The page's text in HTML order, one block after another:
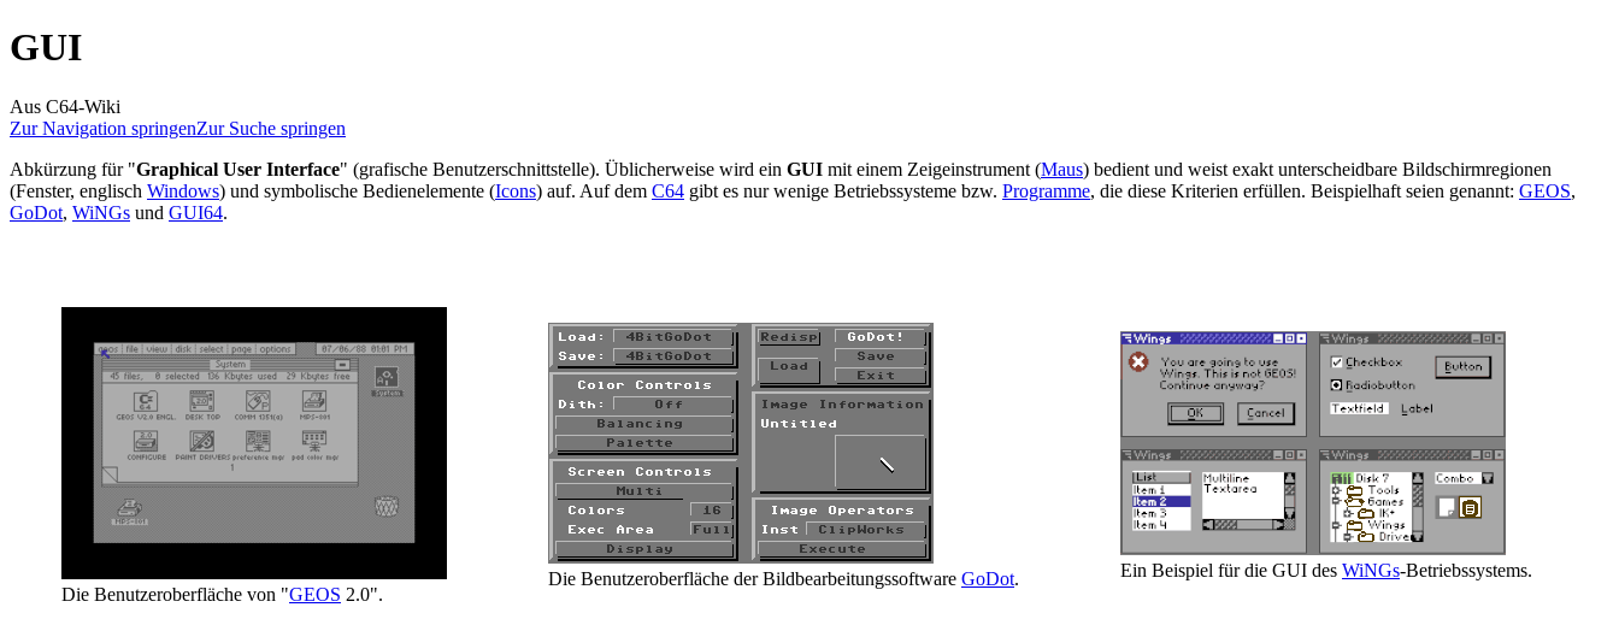
GUI
Aus C64-Wiki
Zur Navigation springenZur Suche springen
Abkürzung für "Graphical User Interface" (grafische Benutzerschnittstelle). Üblicherweise wird ein GUI mit einem Zeigeinstrument (Maus) bedient und weist exakt unterscheidbare Bildschirmregionen
(Fenster, englisch Windows) und symbolische Bedienelemente (Icons) auf. Auf dem C64 gibt es nur wenige Betriebssysteme bzw. Programme, die diese Kriterien erfüllen. Beispielhaft seien genannt: GEOS,
GoDot, WiNGs und GUI64.
Die Benutzeroberfläche von "GEOS 2.0".
Die Benutzeroberfläche der Bildbearbeitungssoftware GoDot. Ein Beispiel für die GUI des WiNGs-Betriebssystems.